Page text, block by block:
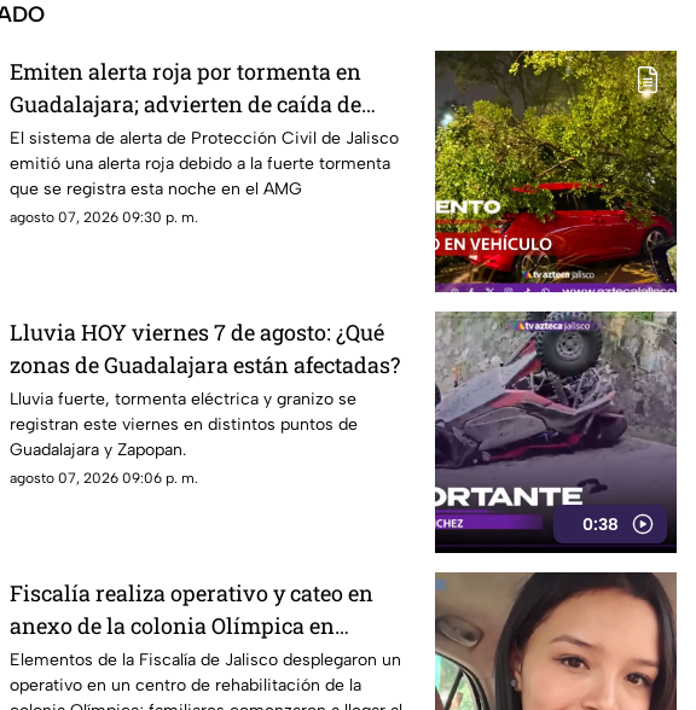
Emiten alerta roja por tormenta en
Guadalajara; advierten de caída de
árboles e inundaciones
El sistema de alerta de Protección Civil de Jalisco
emitió una alerta roja debido a la fuerte tormenta
que se registra esta noche en el AMG
agosto 07, 2026 09:30 p. m.
Lluvia HOY viernes 7 de agosto: ¿Qué
zonas de Guadalajara están afectadas?
Lluvia fuerte, tormenta eléctrica y granizo se
registran este viernes en distintos puntos de
Guadalajara y Zapopan.
agosto 07, 2026 09:06 p. m.
0:38
Fiscalía realiza operativo y cateo en
anexo de la colonia Olímpica en
Guadalajara
Elementos de la Fiscalía de Jalisco desplegaron un
operativo en un centro de rehabilitación de la